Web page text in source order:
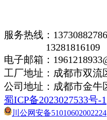
服务热线：13730882786
13281816109
电子邮箱：
工厂地址：成都市双流
公司地址： 成都市金牛
蜀ICP备2023027533号-1
川公网安备51010602002224